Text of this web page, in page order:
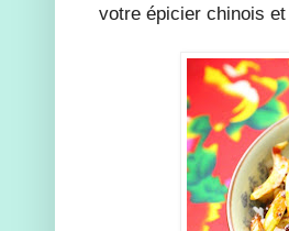
votre épicier chinois